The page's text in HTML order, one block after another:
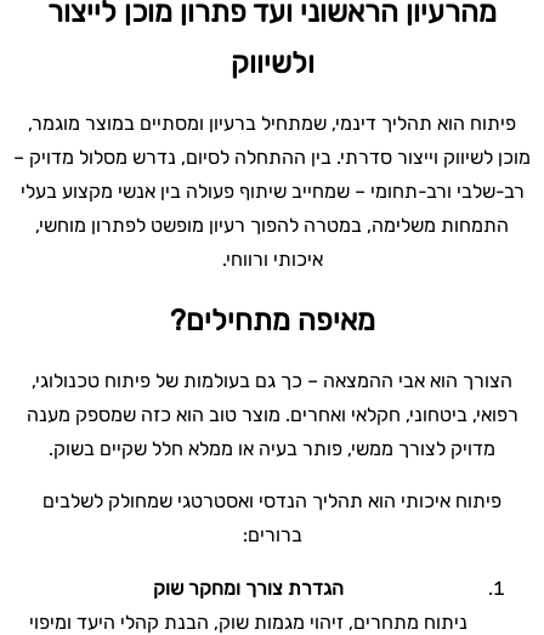
מהרעיון הראשוני ועד פתרון מוכן לייצור
ולשיווק
פיתוח הוא תהליך דינמי, שמתחיל ברעיון ומסתיים במוצר מוגמר,
מוכן לשיווק וייצור סדרתי. בין ההתחלה לסיום, נדרש מסלול מדויק –
רב-שלבי ורב-תחומי – שמחייב שיתוף פעולה בין אנשי מקצוע בעלי
התמחות משלימה, במטרה להפוך רעיון מופשט לפתרון מוחשי,
איכותי ורווחי.
מאיפה מתחילים?
הצורך הוא אבי ההמצאה – כך גם בעולמות של פיתוח טכנולוגי,
רפואי, ביטחוני, חקלאי ואחרים. מוצר טוב הוא כזה שמספק מענה
מדויק לצורך ממשי, פותר בעיה או ממלא חלל שקיים בשוק.
פיתוח איכותי הוא תהליך הנדסי ואסטרטגי שמחולק לשלבים
ברורים:
הגדרת צורך ומחקר שוק
ניתוח מתחרים, זיהוי מגמות שוק, הבנת קהלי היעד ומיפוי